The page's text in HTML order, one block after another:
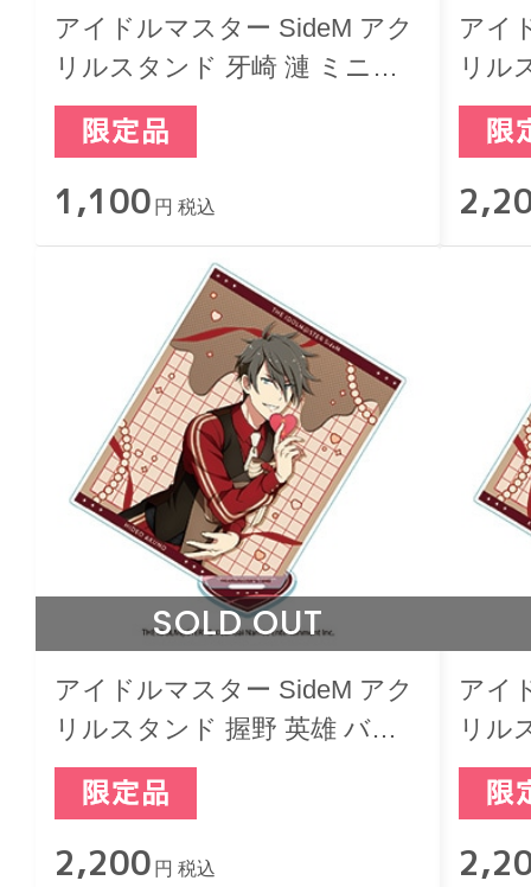
アイドルマスター SideM アク
リルスタンド 牙崎 漣 ミニキ
ャラ バレンタインライブ2026
-Sweet Style by 2022-
1,100 円 税込
アイ
リル
ンタ
SOLD OUT
アイドルマスター SideM アク
リルスタンド 握野 英雄 バレ
ンタインライブ2022
2,200 円 税込
アイ
リル
ンタ